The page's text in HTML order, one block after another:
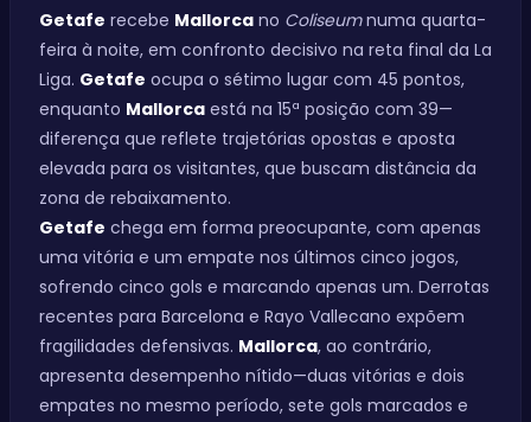
Getafe recebe Mallorca no Coliseumnuma quarta-
feira à noite, em confronto decisivo na reta final da La
Liga. Getafe ocupa o sétimo lugar com 45 pontos,
enquanto Mallorca está na 15ª posição com 39—
diferença que reflete trajetórias opostas e aposta
elevada para os visitantes, que buscam distância da
zona de rebaixamento.
Getafe chega em forma preocupante, com apenas
uma vitória e um empate nos últimos cinco jogos,
sofrendo cinco gols e marcando apenas um. Derrotas
recentes para Barcelona e Rayo Vallecano expõem
fragilidades defensivas. Mallorca, ao contrário,
apresenta desempenho nítido—duas vitórias e dois
empates no mesmo período, sete gols marcados e